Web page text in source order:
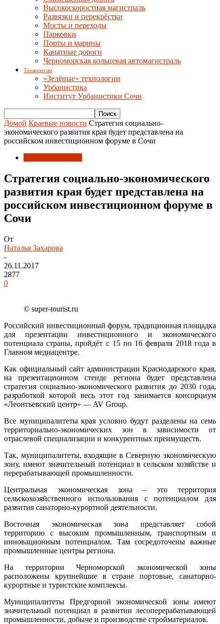
Высокоскоростная магистраль
Развязки и перекрёстки
Мосты и переходы
Парковки
Порты и марины
Канатные дороги
Черноморская кольцевая автомагистраль
Технологии
«Зелёные» технологии
Урбанистика
Институт Урбанистики Сочи
Домой Краевые новости Стратегия социально-
экономического развития края будет представлена на
российском инвестиционном форуме в Сочи
Стратегия социально-экономического
развития края будет представлена на
российском инвестиционном форуме в
Сочи
От
Наталья Захарова
-
26.11.2017
2877
0
© super-tourist.ru
Российский инвестиционный форум, традиционная площадка
для презентации инвестиционного и экономического
потенциала страны, пройдёт с 15 по 16 февраля 2018 года в
Главном медиацентре.
Как официальный сайт администрации Краснодарского края,
на презентационном стенде региона будет представлена
стратегия социально-экономического развития до 2030 года,
разработкой которой весь этот год занимается консорциум
«Леонтьевский центр» — AV Group.
Все муниципалитеты края условно будут разделены на семь
территориально-экономических зон в зависимости от
отраслевой специализации и конкурентных преимуществ.
Так, муниципалитеты, входящие в Северную экономическую
зону, имеют значительный потенциал в сельском хозяйстве и
перерабатывающей промышленности.
Центральная экономическая зона – это территория
сельскохозяйственного использования с потенциалом для
развития санаторно-курортной деятельности.
Восточная экономическая зона представляет собой
территорию с высоким промышленным, транспортным и
инновационным потенциалом. Там сосредоточены важные
промышленные центры региона.
На территории Черноморской экономической зоны
расположены крупнейшие в стране портовые, санаторно-
курортные и туристские комплексы.
Муниципалитеты Предгорной экономической зоны имеют
значительный потенциал в развитии лесоперерабатывающей
промышленности, добыче и производстве стройматериалов.